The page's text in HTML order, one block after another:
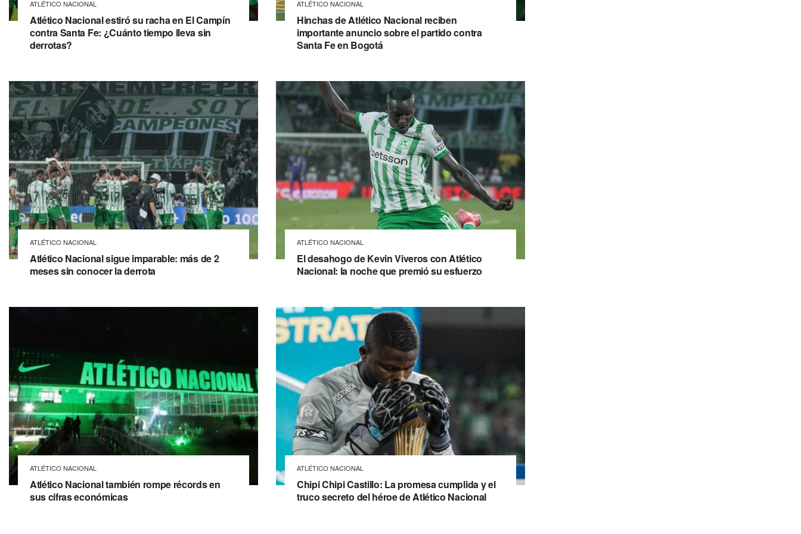
ATLÉTICO NACIONAL
Atlético Nacional estiró su racha en El Campín
contra Santa Fe: ¿Cuánto tiempo lleva sin
derrotas?
ATLÉTICO NACIONAL
Hinchas de Atlético Nacional reciben
importante anuncio sobre el partido contra
Santa Fe en Bogotá
ATLÉTICO NACIONAL
Atlético Nacional sigue imparable: más de 2
meses sin conocer la derrota
ATLÉTICO NACIONAL
El desahogo de Kevin Viveros con Atlético
Nacional: la noche que premió su esfuerzo
ATLÉTICO NACIONAL
Atlético Nacional también rompe récords en
sus cifras económicas
ATLÉTICO NACIONAL
Chipi Chipi Castillo: La promesa cumplida y el
truco secreto del héroe de Atlético Nacional